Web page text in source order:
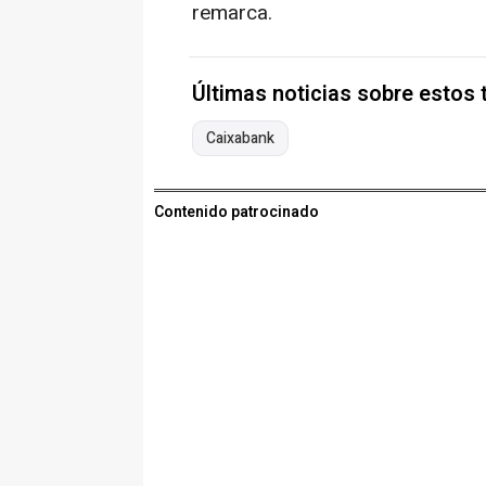
remarca.
Últimas noticias sobre estos
Caixabank
Contenido patrocinado